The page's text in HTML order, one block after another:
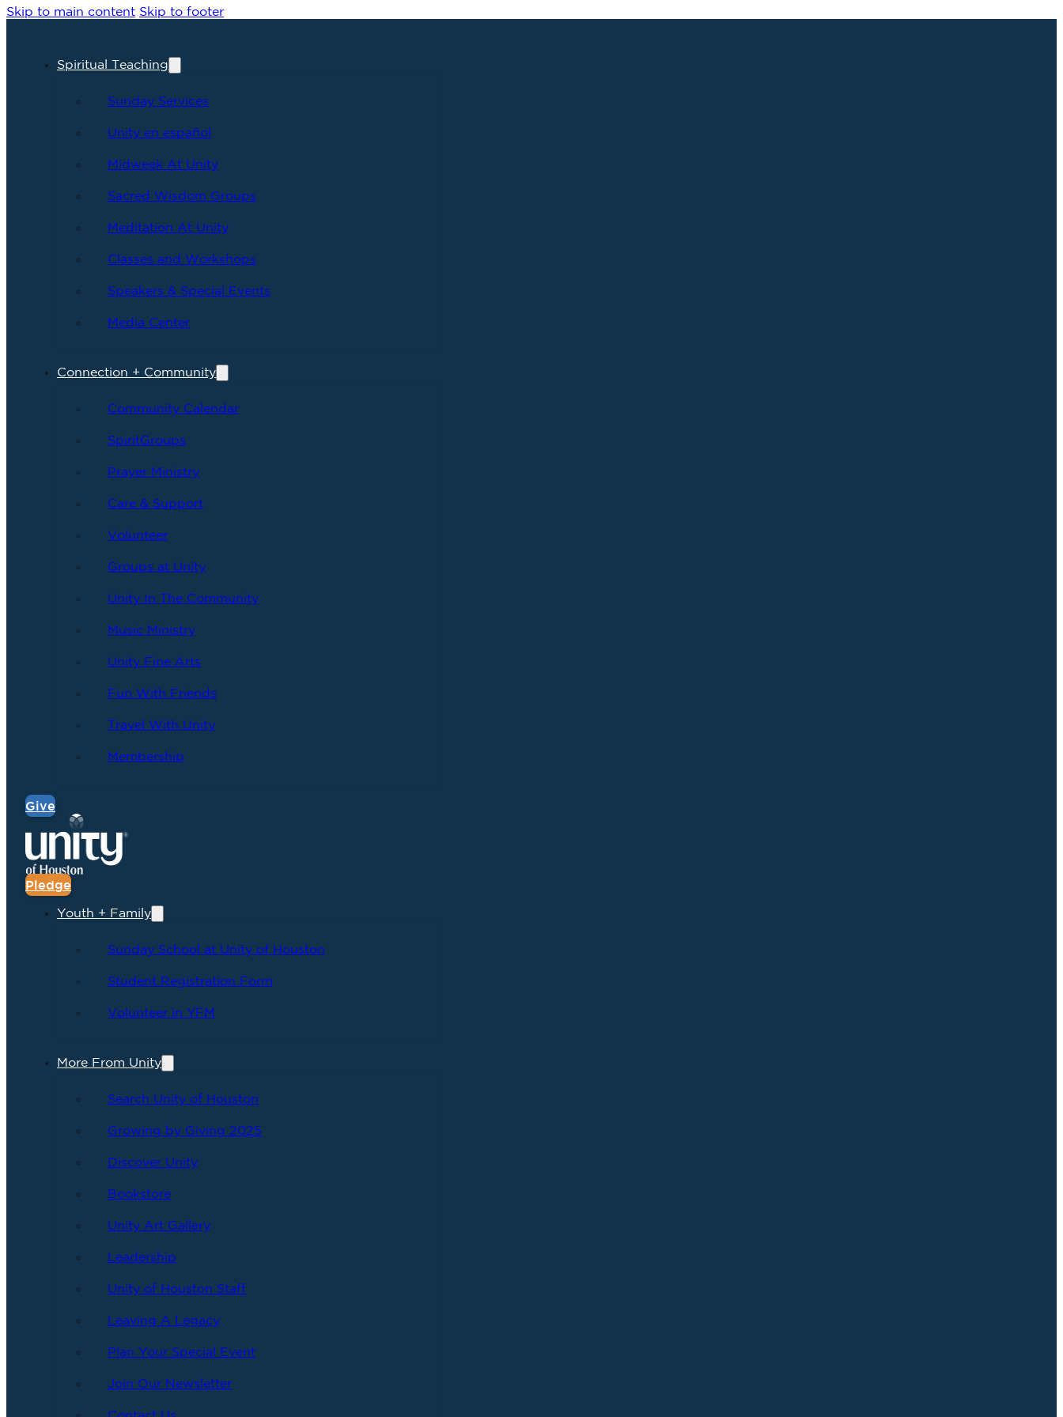
Skip to main content Skip to footer
Spiritual Teaching
Sunday Services
Unity en español
Midweek At Unity
Sacred Wisdom Groups
Meditation At Unity
Classes and Workshops
Speakers & Special Events
Media Center
Connection + Community
Community Calendar
SpiritGroups
Prayer Ministry
Care & Support
Volunteer
Groups at Unity
Unity In The Community
Music Ministry
Unity Fine Arts
Fun With Friends
Travel With Unity
Membership
Give
Pledge
Youth + Family
Sunday School at Unity of Houston
Student Registration Form
Volunteer in YFM
More From Unity
Search Unity of Houston
Growing by Giving 2025
Discover Unity
Bookstore
Unity Art Gallery
Leadership
Unity of Houston Staff
Leaving A Legacy
Plan Your Special Event
Join Our Newsletter